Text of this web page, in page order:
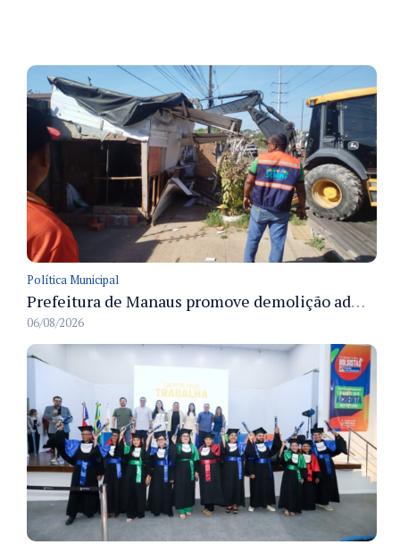
Política Municipal
Prefeitura de Manaus promove demolição administrativa de cinco estruturas que ocupavam calçada pública
06/08/2026